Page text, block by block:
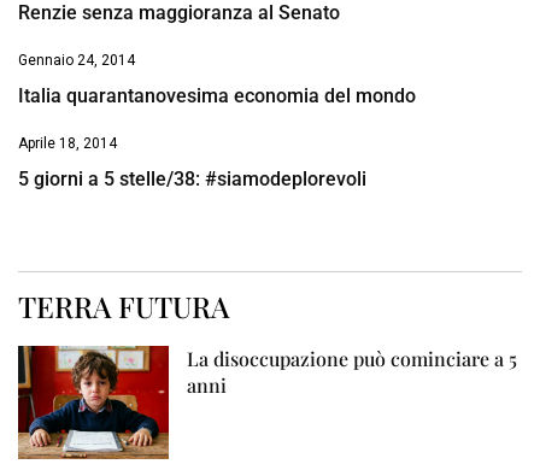
Renzie senza maggioranza al Senato
Gennaio 24, 2014
Italia quarantanovesima economia del mondo
Aprile 18, 2014
5 giorni a 5 stelle/38: #siamodeplorevoli
TERRA FUTURA
La disoccupazione può cominciare a 5
anni